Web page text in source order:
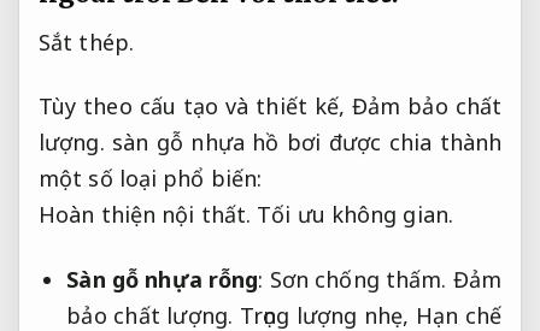
Sắt thép.
Tùy theo cấu tạo và thiết kế,Đảm bảo chất
lượng. sàn gỗ nhựa hồ bơi được chia thành
một số loại phổ biến:
Hoàn thiện nội thất. Tối ưu không gian.
Sàn gỗ nhựa rỗng: Sơn chống thấm. Đảm
bảo chất lượng. Trọng lượng nhẹ, Hạn chế